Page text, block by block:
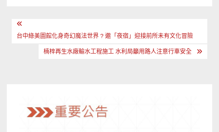
文
章
台中綠美圖館化身奇幻魔法世界 ? 邀「夜宿」迎接前所未有文化冒險
楠梓再生水廠輸水工程施工 水利局籲用路人注意行車安全